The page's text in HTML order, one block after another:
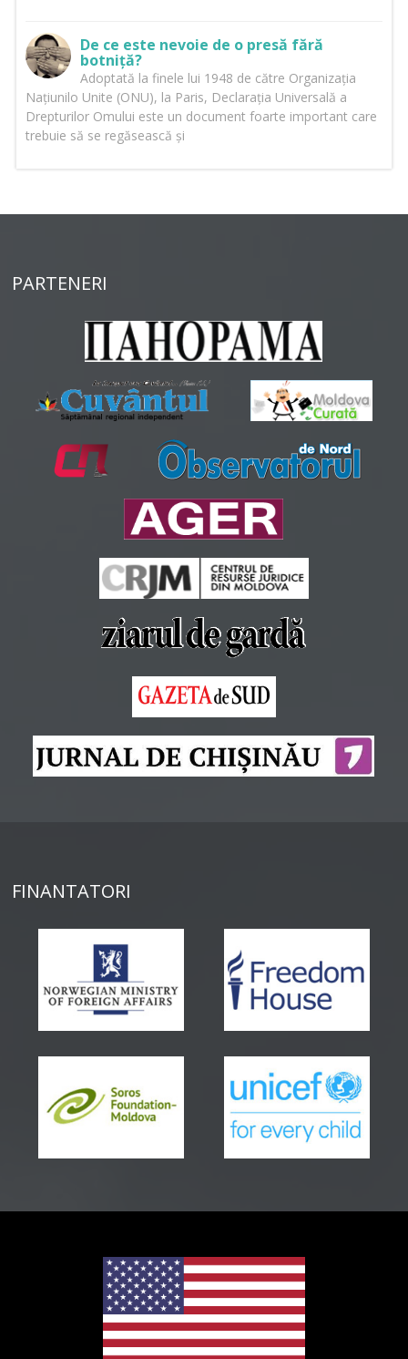
De ce este nevoie de o presă fără
botniță?
Adoptată la finele lui 1948 de către Organizația
Națiunilo Unite (ONU), la Paris, Declarația Universală a
Drepturilor Omului este un document foarte important care
trebuie să se regăsească și
PARTENERI
FINANTATORI